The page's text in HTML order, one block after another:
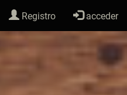
Registro acceder